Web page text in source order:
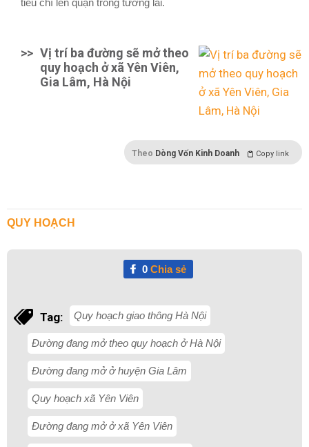
tiêu chí lên quận trong tương lai.
>> Vị trí ba đường sẽ mở theo
quy hoạch ở xã Yên Viên,
Gia Lâm, Hà Nội
Theo Dòng Vốn Kinh Doanh Copy link
QUY HOẠCH
0Chia sẻ
Tag: Quy hoạch giao thông Hà Nội
Đường đang mở theo quy hoạch ở Hà Nội
Đường đang mở ở huyện Gia Lâm
Quy hoạch xã Yên Viên
Đường đang mở ở xã Yên Viên